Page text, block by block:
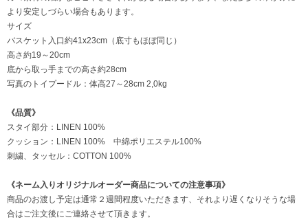
より安定しづらい場合もあります。
サイズ
バスケット入口約41x23cm（底寸もほぼ同じ）
高さ約19～20cm
底から取っ手までの高さ約28cm
写真のトイプードル：体高27～28cm 2,0kg
《品質》
スタイ部分：LINEN 100%
クッション：LINEN 100% 中綿ポリエステル100%
刺繍、タッセル：COTTON 100%
《ネーム入りオリジナルオーダー商品についての注意事項》
商品のお渡し予定は通常２週間程度いただきます、それより遅くなりそうな場
合はご注文後にご連絡させて頂きます。